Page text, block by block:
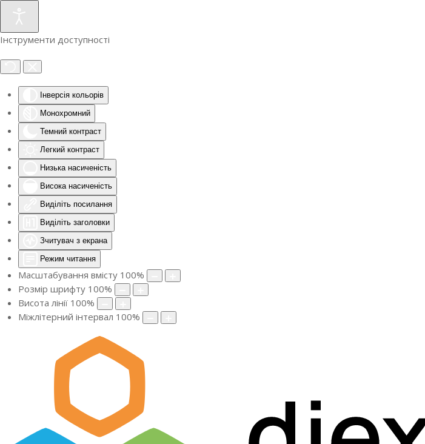
Інструменти доступності
Інверсія кольорів
Монохромний
Темний контраст
Легкий контраст
Низька насиченість
Висока насиченість
Виділіть посилання
Виділіть заголовки
Зчитувач з екрана
Режим читання
Масштабування вмісту 100%
Розмір шрифту 100%
Висота лінії 100%
Міжлітерний інтервал 100%